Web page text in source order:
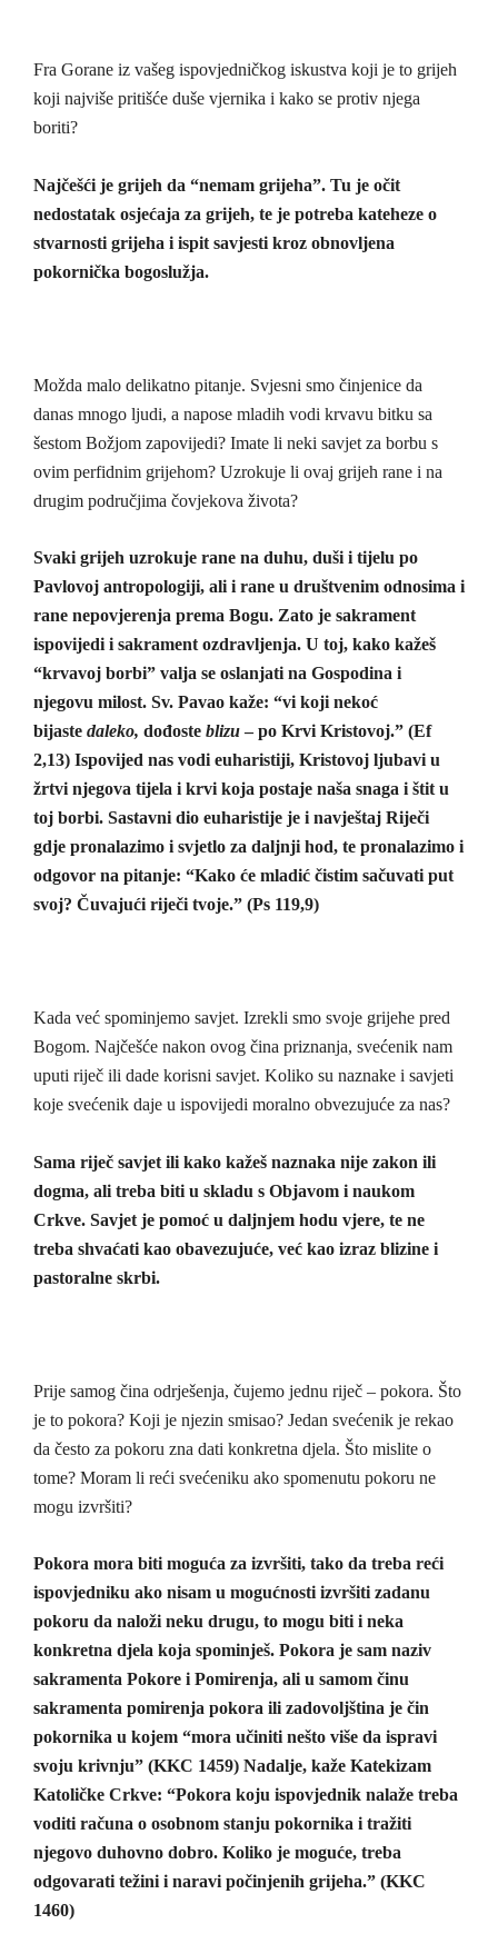
Fra Gorane iz vašeg ispovjedničkog iskustva koji je to grijeh
koji najviše pritišće duše vjernika i kako se protiv njega
boriti?
Najčešći je grijeh da “nemam grijeha”. Tu je očit
nedostatak osjećaja za grijeh, te je potreba kateheze o
stvarnosti grijeha i ispit savjesti kroz obnovljena
pokornička bogoslužja.
Možda malo delikatno pitanje. Svjesni smo činjenice da
danas mnogo ljudi, a napose mladih vodi krvavu bitku sa
šestom Božjom zapovijedi? Imate li neki savjet za borbu s
ovim perfidnim grijehom? Uzrokuje li ovaj grijeh rane i na
drugim područjima čovjekova života?
Svaki grijeh uzrokuje rane na duhu, duši i tijelu po
Pavlovoj antropologiji, ali i rane u društvenim odnosima i
rane nepovjerenja prema Bogu. Zato je sakrament
ispovijedi i sakrament ozdravljenja. U toj, kako kažeš
“krvavoj borbi” valja se oslanjati na Gospodina i
njegovu milost. Sv. Pavao kaže: “vi koji nekoć
bijaste daleko, dođoste blizu– po Krvi Kristovoj.” (Ef
2,13) Ispovijed nas vodi euharistiji, Kristovoj ljubavi u
žrtvi njegova tijela i krvi koja postaje naša snaga i štit u
toj borbi. Sastavni dio euharistije je i navještaj Riječi
gdje pronalazimo i svjetlo za daljnji hod, te pronalazimo i
odgovor na pitanje: “Kako će mladić čistim sačuvati put
svoj? Čuvajući riječi tvoje.” (Ps 119,9)
Kada već spominjemo savjet. Izrekli smo svoje grijehe pred
Bogom. Najčešće nakon ovog čina priznanja, svećenik nam
uputi riječ ili dade korisni savjet. Koliko su naznake i savjeti
koje svećenik daje u ispovijedi moralno obvezujuće za nas?
Sama riječ savjet ili kako kažeš naznaka nije zakon ili
dogma, ali treba biti u skladu s Objavom i naukom
Crkve. Savjet je pomoć u daljnjem hodu vjere, te ne
treba shvaćati kao obavezujuće, već kao izraz blizine i
pastoralne skrbi.
Prije samog čina odrješenja, čujemo jednu riječ – pokora. Što
je to pokora? Koji je njezin smisao? Jedan svećenik je rekao
da često za pokoru zna dati konkretna djela. Što mislite o
tome? Moram li reći svećeniku ako spomenutu pokoru ne
mogu izvršiti?
Pokora mora biti moguća za izvršiti, tako da treba reći
ispovjedniku ako nisam u mogućnosti izvršiti zadanu
pokoru da naloži neku drugu, to mogu biti i neka
konkretna djela koja spominješ. Pokora je sam naziv
sakramenta Pokore i Pomirenja, ali u samom činu
sakramenta pomirenja pokora ili zadovoljština je čin
pokornika u kojem “mora učiniti nešto više da ispravi
svoju krivnju” (KKC 1459) Nadalje, kaže Katekizam
Katoličke Crkve: “Pokora koju ispovjednik nalaže treba
voditi računa o osobnom stanju pokornika i tražiti
njegovo duhovno dobro. Koliko je moguće, treba
odgovarati težini i naravi počinjenih grijeha.” (KKC
1460)